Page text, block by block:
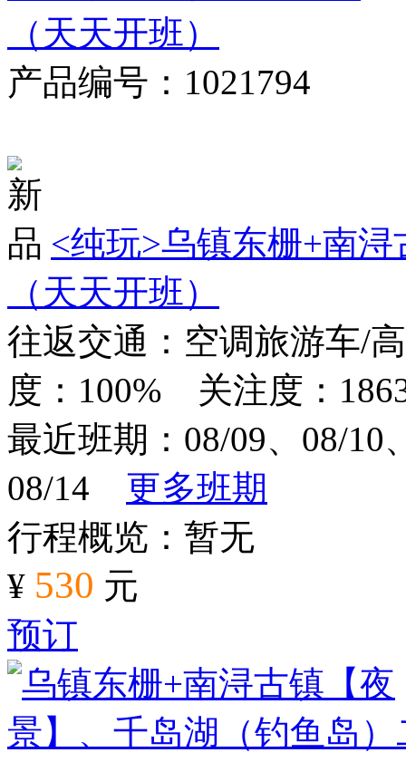
产品编号：1021794
<纯玩>乌镇东栅+南
（天天开班）
往返交通：空调旅游车
度：100% 关注度：
最近班期：08/09、08/10
08/14 更多班期
行程概览：暂无
¥ 530 元
预订